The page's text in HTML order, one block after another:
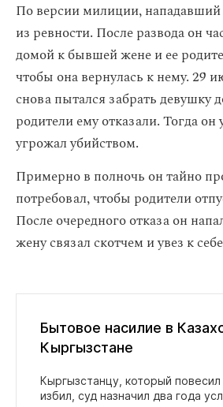
По версии милиции, нападавший
из ревности. После развода он
домой к бывшей жене и ее
чтобы она вернулась к нему. 29
снова пытался забрать девушку
родители ему отказали. Тогда он
угрожал убийством.
Примерно в полночь он тайно
потребовал, чтобы родители
После очередного отказа он
жену связал скотчем и увез к
Бытовое насилие в
Кыргызстане
Кыргызстанцу, который
избил, суд назначил два года